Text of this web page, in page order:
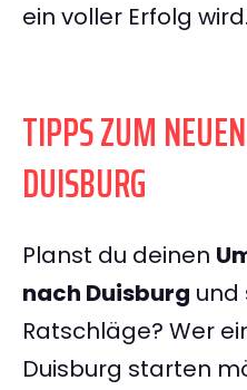
ein voller Erfolg wird.
TIPPS ZUM
DUISBURG
Planst du deinen
nach Duisburg und
Ratschläge? Wer
Duisburg starten